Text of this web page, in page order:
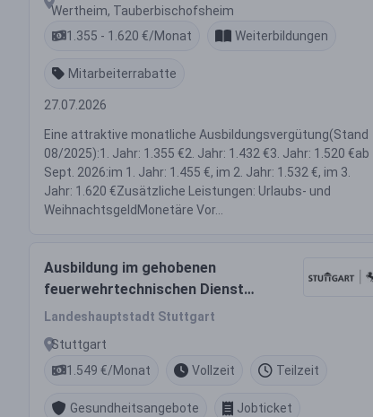
Wertheim, Tauberbischofsheim
1.355 - 1.620 €/Monat
Weiterbildungen
Mitarbeiterrabatte
27.07.2026
Eine attraktive monatliche Ausbildungsvergütung(Stand
08/2025):1. Jahr: 1.355 €2. Jahr: 1.432 €3. Jahr: 1.520 €ab
Sept. 2026:im 1. Jahr: 1.455 €, im 2. Jahr: 1.532 €, im 3.
Jahr: 1.620 €Zusätzliche Leistungen: Urlaubs- und
WeihnachtsgeldMonetäre Vor...
Ausbildung im gehobenen
feuerwehrtechnischen Dienst
(m/w/d)
Landeshauptstadt Stuttgart
Stuttgart
1.549 €/Monat
Vollzeit Teilzeit
Gesundheitsangebote Jobticket